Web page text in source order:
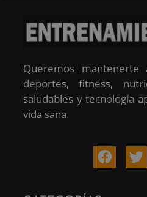
Queremos
deportes, fitness,
saludables y tecnología
vida sana.